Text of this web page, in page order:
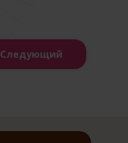
Следующий